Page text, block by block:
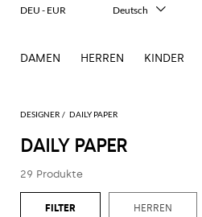
DESIGNER DAILY PAPER
DAILY PAPER
29 Produkte
HERREN
DAMEN HERREN KINDER
DEU - EUR
Deutsch
Français
日本語
Русский